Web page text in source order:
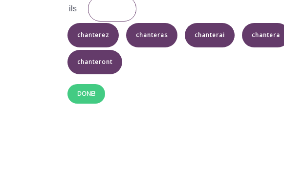
ils
chanterez chanteras chanterai chantera
chanteront
DONE!